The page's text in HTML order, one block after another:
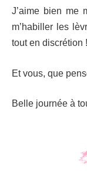
J’aime bien me
m’habiller les
tout en discrétion !
Et vous, que
Belle journée à